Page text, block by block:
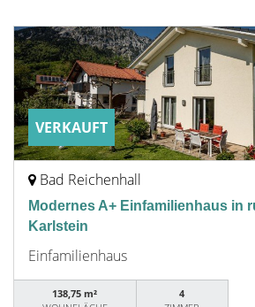
VERKAUFT
Bad Reichenhall
Modernes A+ Einfamilienhaus in
Karlstein
Einfamilienhaus
138,75 m²
4